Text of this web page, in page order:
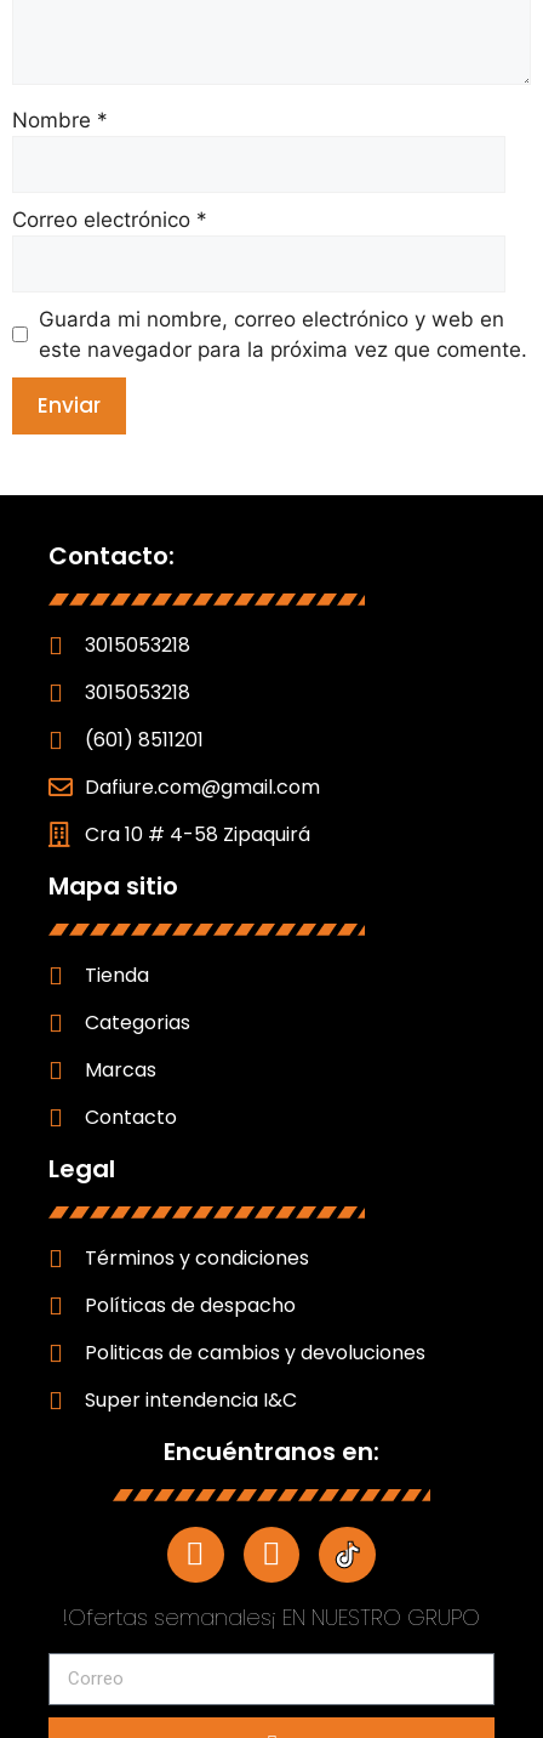
Nombre *
Correo electrónico *
Guarda mi nombre, correo electrónico y web en
este navegador para la próxima vez que comente.
Contacto:
3015053218
3015053218
(601) 8511201
Dafiure.com@gmail.com
Cra 10 # 4-58 Zipaquirá
Mapa sitio
Tienda
Categorias
Marcas
Contacto
Legal
Términos y condiciones
Políticas de despacho
Politicas de cambios y devoluciones
Super intendencia I&C
Encuéntranos en:
!Ofertas semanales¡ EN NUESTRO GRUPO